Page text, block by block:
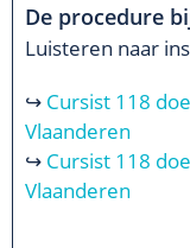
De procedure
Luisteren naar
↪ Cursist 118
Vlaanderen
↪ Cursist 118
Vlaanderen